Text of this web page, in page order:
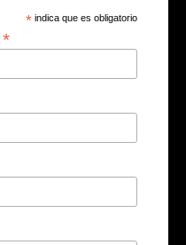
* indica que es obligatorio
*